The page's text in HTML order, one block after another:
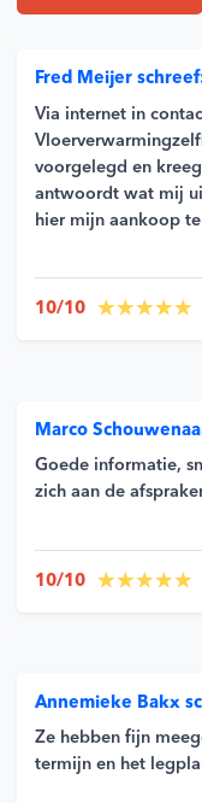
Fred Meijer
Via internet in
voorgelegd en
antwoordt wat mij
hier mijn aankoop
10/10
Marco
Goede informatie,
zich aan de
10/10
Annemieke Bakx
Ze hebben fijn
termijn en het